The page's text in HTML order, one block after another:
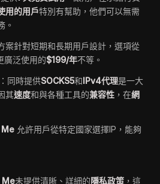
用的用戶特別有幫助，他們可以無需
。
案針對短期和長期用戶設計，選項從
廣泛使用的$199/年不等。
：同時提供SOCKS5和IPv4代理是一大
其速度和與各種工具的兼容性 ，在網
允許用戶從特定國家選擇IP，能夠
未提供清晰、詳細的隱私政策 ，這